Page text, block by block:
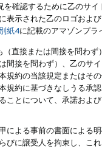
確認するために乙のサ
表示された乙のロゴおよ
別紙4に記載のアマゾンプ
直接または間接を問わ
間接を問わず）、乙のサ
規約の当該規定またはそ
規約に基づきなしうる承
ことについて、承諾およ
による事前の書面による
びに譲受人を拘束し、こ